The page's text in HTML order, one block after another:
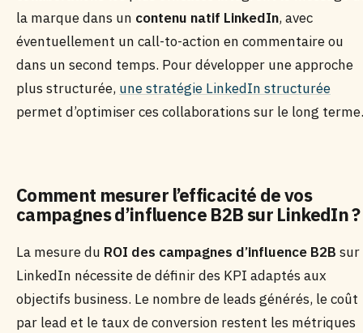
la marque dans un contenu natif LinkedIn, avec
éventuellement un call-to-action en commentaire ou
dans un second temps. Pour développer une approche
plus structurée, une stratégie LinkedIn structurée
permet d’optimiser ces collaborations sur le long terme.
Comment mesurer l’efficacité de vos
campagnes d’influence B2B sur LinkedIn ?
La mesure du ROI des campagnes d’influence B2B sur
LinkedIn nécessite de définir des KPI adaptés aux
objectifs business. Le nombre de leads générés, le coût
par lead et le taux de conversion restent les métriques